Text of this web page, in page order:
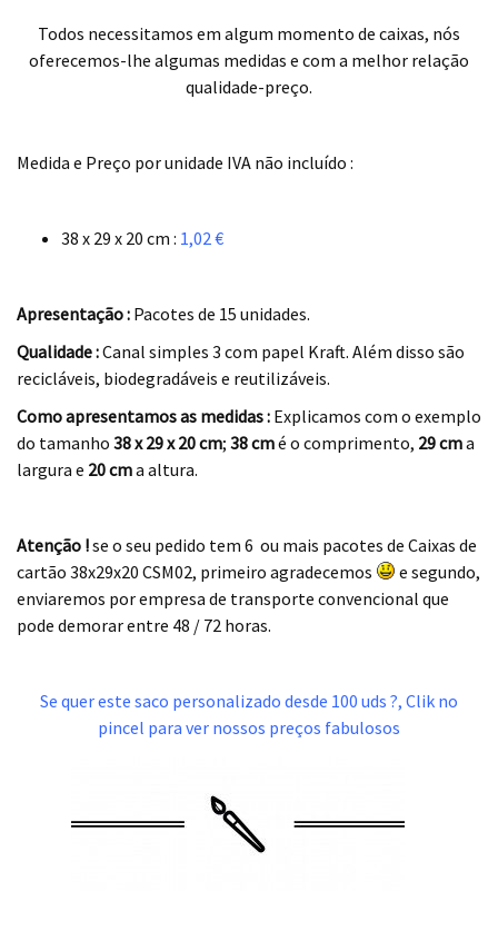
Todos necessitamos em algum momento de caixas, nós
oferecemos-lhe algumas medidas e com a melhor relação
qualidade-preço.
Medida e Preço por unidade IVA não incluído :
38 x 29 x 20 cm : 1,02 €
Apresentação : Pacotes de 15 unidades.
Qualidade :Canal simples 3 com papel Kraft. Além disso são
recicláveis, biodegradáveis e reutilizáveis.
Como apresentamos as medidas : Explicamos com o exemplo
do tamanho 38 x 29 x 20 cm; 38 cmé o comprimento, 29 cma
largura e 20 cma altura.
Atenção !se o seu pedido tem 6 ou mais pacotes de Caixas de
cartão 38x29x20 CSM02, primeiro agradecemos
e segundo,
enviaremos por empresa de transporte convencional que
pode demorar entre 48 / 72 horas.
Se quer este saco personalizado desde 100 uds ?, Clik no
pincel para ver nossos preços fabulosos